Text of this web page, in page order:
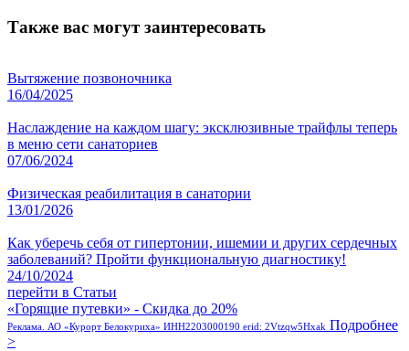
Также вас могут заинтересовать
Вытяжение позвоночника
16/04/2025
Наслаждение на каждом шагу: эксклюзивные трайфлы теперь
в меню сети санаториев
07/06/2024
Физическая реабилитация в санатории
13/01/2026
Как уберечь себя от гипертонии, ишемии и других сердечных
заболеваний? Пройти функциональную диагностику!
24/10/2024
перейти в Статьи
«Горящие путевки» - Скидка до 20%
Реклама. АО «Курорт Белокуриха» ИНН2203000190 erid: 2Vtzqw5Hxak Подробнее
>